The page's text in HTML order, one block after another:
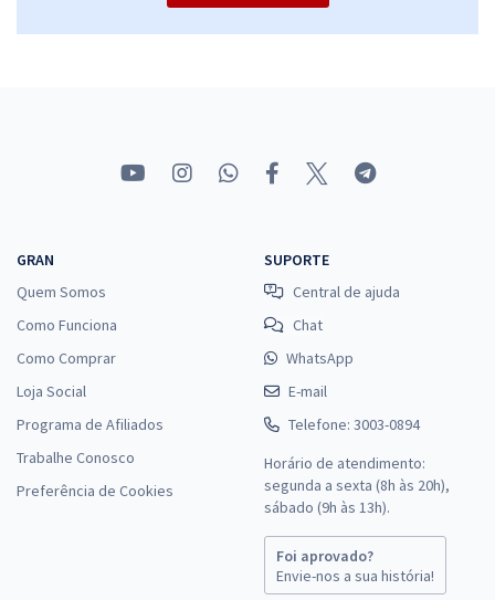
GRAN
Quem Somos
Como Funciona
Como Comprar
Loja Social
Programa de Afiliados
Trabalhe Conosco
Preferência de Cookies
SUPORTE
Central de ajuda
Chat
WhatsApp
E-mail
Telefone: 3003-0894
Horário de atendimento:
segunda a sexta (8h às 20h),
sábado (9h às 13h).
Foi aprovado?
Envie-nos a sua história!